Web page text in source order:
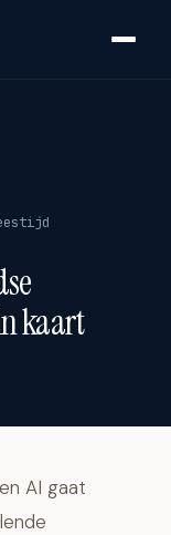
kaart
AI gaat